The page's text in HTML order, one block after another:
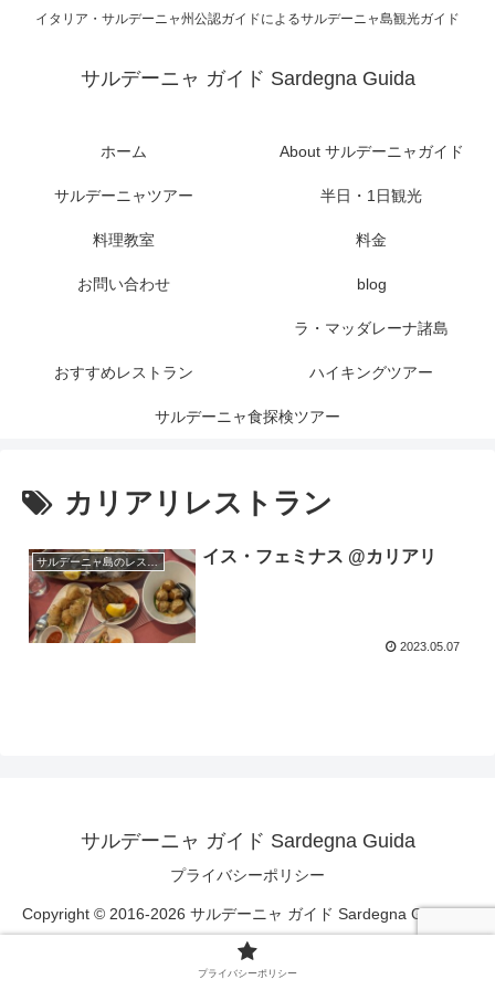
イタリア・サルデーニャ州公認ガイドによるサルデーニャ島観光ガイド
サルデーニャ ガイド Sardegna Guida
ホーム About サルデーニャガイド
サルデーニャツアー 半日・1日観光
料理教室 料金
お問い合わせ blog
ラ・マッダレーナ諸島
おすすめレストラン ハイキングツアー
サルデーニャ食探検ツアー
カリアリレストラン
サルデーニャ島のレストラン イス・フェミナス @カリアリ
2023.05.07
サルデーニャ ガイド Sardegna Guida
プライバシーポリシー
Copyright © 2016-2026 サルデーニャ ガイド Sardegna Guida All
Rights Reserved.
プライバシーポリシー